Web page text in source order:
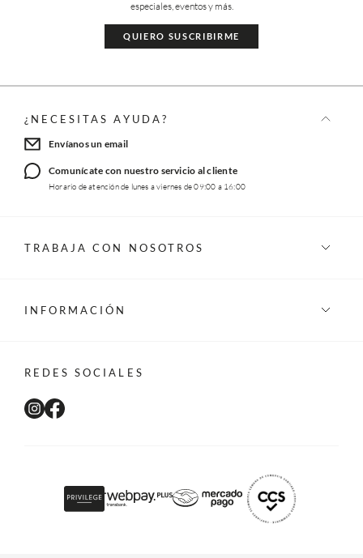
especiales, eventos y más.
QUIERO SUSCRIBIRME
¿NECESITAS AYUDA?
Envíanos un email
Comunícate con nuestro servicio al cliente
Horario de atención de lunes a viernes de 09:00 a 16:00
TRABAJA CON NOSOTROS
INFORMACIÓN
REDES SOCIALES